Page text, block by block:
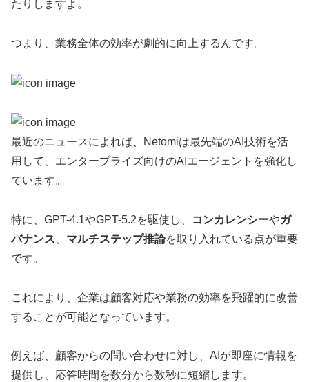
たりしますよ。
つまり、業務全体の効率が劇的に向上するんです。
最近のニュースによれば、Netomiは最先端のAI技術を活
用して、エンタープライズ向けのAIエージェントを強化し
ています。
特に、GPT-4.1やGPT-5.2を駆使し、 コンカレンシーやガ
バナンス
マルチステップ推論を取り入れている点が重要
です。
これにより、企業は顧客対応や業務の効率を飛躍的に改善
することが可能となっています。
例えば、顧客からの問い合わせに対し、AIが即座に情報を
提供し、応答時間を数分から数秒に短縮します。